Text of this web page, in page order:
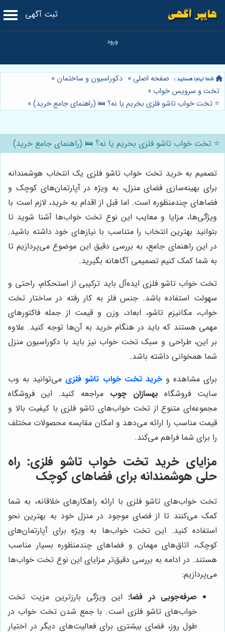
ثبت آگهی
صفحه اصلی » دکوراسیون و ساختمان »
تخت و سرویس خواب »
⭐️ تخت خواب تاشو فلزی بخریم یا نه؟ 🛌 (راهنمای جامع خرید)»
⭐️ تخت خواب تاشو فلزی بخریم یا نه؟ 🛌 (راهنمای جامع خرید)
تصمیم به خرید تخت خواب تاشو فلزی یک انتخاب هوشمندانه
برای بهینه‌سازی فضای منزل، به ویژه در آپارتمان‌های کوچک و
فضاهای چندمنظوره است. اما قبل از اقدام به خرید، لازم است با
ویژگی‌ها، مزایا و معایب این نوع تخت خواب‌ها آشنا شوید تا
بتوانید بهترین انتخاب را متناسب با نیازهای خود داشته باشید.
در این راهنمای جامع، به بررسی دقیق این موضوع می‌پردازیم تا
به شما کمک کنیم تصمیمی آگاهانه بگیرید.
تخت خواب تاشو فلزی ایده‌آل باید ترکیبی از استحکام، راحتی و
سهولت استفاده باشد. جنس فلز به کار رفته در ساختار تخت
خواب، مکانیزم تاشو، ابعاد، وزن و قیمت از جمله فاکتورهای
مهمی هستند که باید در هنگام خرید به آن‌ها توجه کنید. علاوه
بر این، طراحی و سبک تخت خواب نیز باید با دکوراسیون منزل
شما همخوانی داشته باشد.
برای مشاهده وخرید تخت خواب تاشو فلزی می‌توانید به وب
سایت فروشگاه بهسازان چوب مراجعه کنید. این فروشگاه
مجموعه‌ای متنوع از تخت خواب‌های تاشو فلزی با کیفیت بالا و
قیمت مناسب را ارائه می‌دهد و امکان مقایسه محصولات مختلف
را برای شما فراهم می‌کند.
مزایای خرید تخت خواب تاشو فلزی: راه
حلی هوشمندانه برای فضاهای کوچک
تخت خواب‌های تاشو فلزی با ارائه راهکارهای خلاقانه، به شما
کمک می‌کنند تا از فضای موجود در منزل خود به بهترین نحو
استفاده کنید. این تخت خواب‌ها به ویژه برای آپارتمان‌های
کوچک، اتاق‌های مهمان و فضاهای چندمنظوره بسیار مناسب
هستند. در ادامه به بررسی دقیق‌تر مزایای این نوع تخت خواب‌ها
می‌پردازیم:
صرفه‌جویی در فضا: این ویژگی بارزترین مزیت تخت
خواب‌های تاشو فلزی است. با جمع شدن تخت خواب در
طول روز، فضای بیشتری برای فعالیت‌های دیگر در اختیار